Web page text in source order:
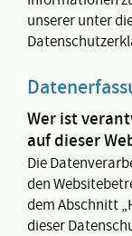
unserer unter
Wer ist
auf dieser
Die
den
dem Abschnitt
dieser